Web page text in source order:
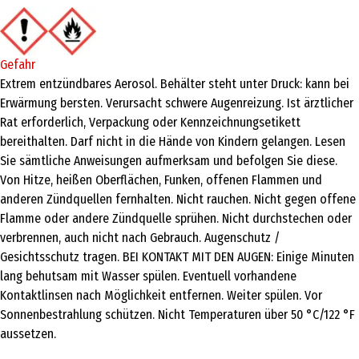
Produkttyp
Haarspray & -lack
Dermatologisch getestet
Ja
Inhaltsstoffe
Ingredients: Dimethyl Ether, Alcohol Denat.,
Octylacrylamide/Acrylates/Butylaminoethyl Methacrylate
Copolymer,Aqua/Water/Eau, Aminomethyl Propanol, PEG-12
Dimethicone,Parfum/Fragrance, Isopropyl Alcohol, VP/VA
Copolymer, Linalool,Triethyl Citrate, Hexyl Cinnamal,
Citronellol,Macadamia Ternifolia Seed Oil , Benzyl Salicylate,
Citrus Aurantium Peel Oil, Limonene.
Anwendungshinweis
Sprühe gleichmäßig aus einer Entfernung von 30 cm auf Dein Haar,
Gefahr
Extrem entzündbares Aerosol. Behälter steht unter Druck: kann bei
Erwärmung bersten. Verursacht schwere Augenreizung. Ist ärztlicher
Rat erforderlich, Verpackung oder Kennzeichnungsetikett
bereithalten. Darf nicht in die Hände von Kindern gelangen. Lesen
Sie sämtliche Anweisungen aufmerksam und befolgen Sie diese.
Von Hitze, heißen Oberflächen, Funken, offenen Flammen und
anderen Zündquellen fernhalten. Nicht rauchen. Nicht gegen offene
Flamme oder andere Zündquelle sprühen. Nicht durchstechen oder
verbrennen, auch nicht nach Gebrauch. Augenschutz /
Gesichtsschutz tragen. BEI KONTAKT MIT DEN AUGEN: Einige Minuten
lang behutsam mit Wasser spülen. Eventuell vorhandene
Kontaktlinsen nach Möglichkeit entfernen. Weiter spülen. Vor
Sonnenbestrahlung schützen. Nicht Temperaturen über 50 °C/122 °F
aussetzen.